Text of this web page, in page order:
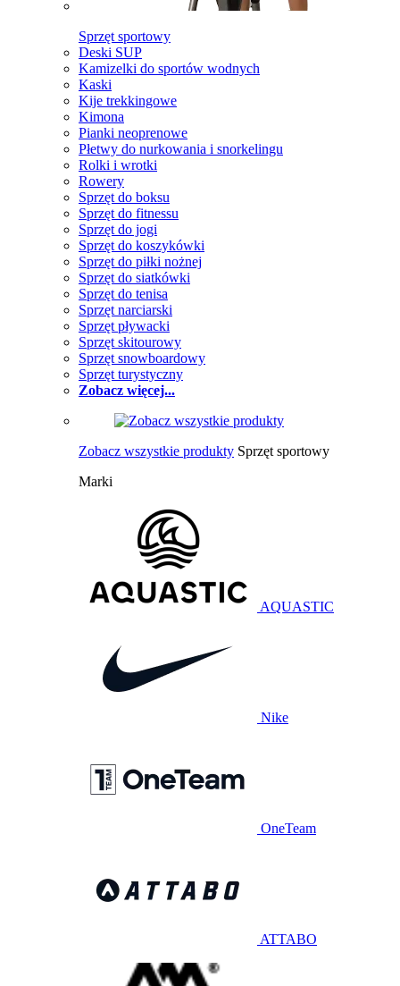
Sprzęt sportowy
Deski SUP
Kamizelki do sportów wodnych
Kaski
Kije trekkingowe
Kimona
Pianki neoprenowe
Płetwy do nurkowania i snorkelingu
Rolki i wrotki
Rowery
Sprzęt do boksu
Sprzęt do fitnessu
Sprzęt do jogi
Sprzęt do koszykówki
Sprzęt do piłki nożnej
Sprzęt do siatkówki
Sprzęt do tenisa
Sprzęt narciarski
Sprzęt pływacki
Sprzęt skitourowy
Sprzęt snowboardowy
Sprzęt turystyczny
Zobacz więcej...
Zobacz wszystkie produkty Sprzęt sportowy
Marki
AQUASTIC
Nike
OneTeam
ATTABO